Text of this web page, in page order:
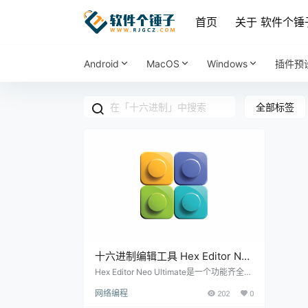
首页 关于 软件个锤
Android MacOS Windows 插件预
全部标签
十六进制编辑工具 Hex Editor Neo
v8.02.00.9315 【软件个锤子
Hex Editor Neo Ultimate是一个功能齐全的
能，可帮助用户轻松编辑和处理十六进制数
网络编程 202 0